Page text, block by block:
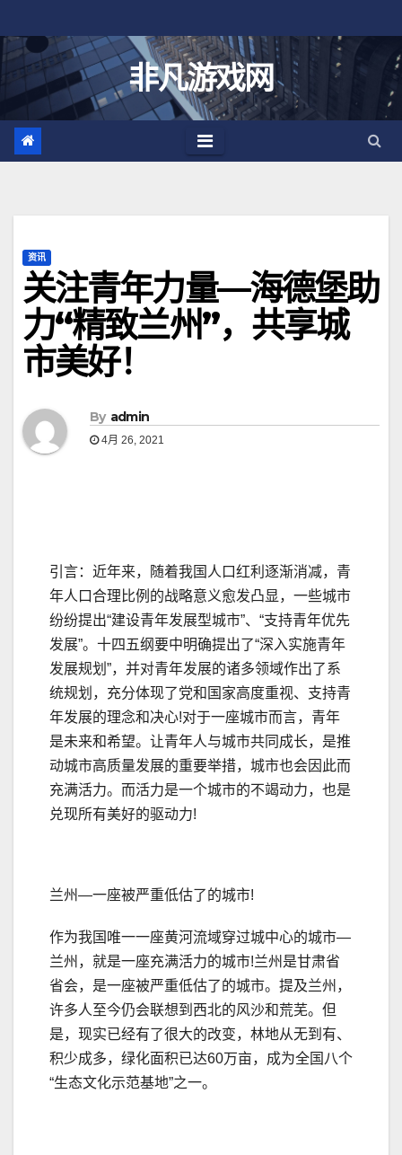
至
非凡游戏网
资讯
关注青年力量—海德堡助
力“精致兰州”，共享城
市美好！
By admin
4月 26, 2021
引言：近年来，随着我国人口红利逐渐消减，青
年人口合理比例的战略意义愈发凸显，一些城市
纷纷提出“建设青年发展型城市”、“支持青年优先
发展”。十四五纲要中明确提出了“深入实施青年
发展规划”，并对青年发展的诸多领域作出了系
统规划，充分体现了党和国家高度重视、支持青
年发展的理念和决心!对于一座城市而言，青年
是未来和希望。让青年人与城市共同成长，是推
动城市高质量发展的重要举措，城市也会因此而
充满活力。而活力是一个城市的不竭动力，也是
兑现所有美好的驱动力!
兰州—一座被严重低估了的城市!
作为我国唯一一座黄河流域穿过城中心的城市—
兰州，就是一座充满活力的城市!兰州是甘肃省
省会，是一座被严重低估了的城市。提及兰州，
许多人至今仍会联想到西北的风沙和荒芜。但
是，现实已经有了很大的改变，林地从无到有、
积少成多，绿化面积已达60万亩，成为全国八个
“生态文化示范基地”之一。